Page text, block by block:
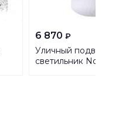
6 870 ₽
Уличный
светильник